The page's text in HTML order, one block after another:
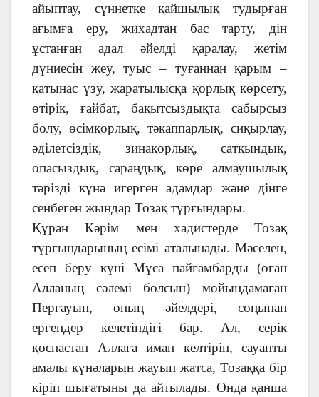
айыптау, сүннетке қайшылық тудырған
ағымға еру, жихадтан бас тарту, дін
ұстанған адал әйелді қаралау, жетім
дүниесін жеу, туыс – туғаннан қарым –
қатынас үзу, жаратылысқа қорлық көрсету,
өтірік, ғайбат, бақытсыздықта сабырсыз
болу, өсімқорлық, тәкаппарлық, сиқырлау,
әділетсіздік, зинақорлық, сатқындық,
опасыздық, сараңдық, көре алмаушылық
тәрізді күнә игерген адамдар және дінге
сенбеген жындар Тозақ тұрғындары.
Құран Кәрім мен хадистерде Тозақ
тұрғындарының есімі аталынады. Мәселен,
есеп беру күні Мұса пайғамбарды (оған
Алланың сәлемі болсын) мойындамаған
Перғауын, оның әйелдері, соңынан
ергендер келетіндігі бар. Ал, серік
қоспастан Аллаға иман келтіріп, сауапты
амалы күнәларын жауып жатса, Тозаққа бір
кіріп шығатыны да айтылады. Онда қанша